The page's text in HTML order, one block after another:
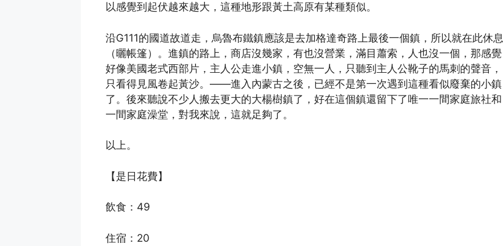
以感覺到起伏越來越大，這種地形跟黃土高原有某種類似。
沿G111的國道故道走，烏魯布鐵鎮應該是去加格達奇路上最後一個鎮，所以就在此休息
（曬帳篷）。進鎮的路上，商店沒幾家，有也沒營業，滿目蕭索，人也沒一個，那感覺
好像美國老式西部片，主人公走進小鎮，空無一人，只聽到主人公靴子的馬刺的聲音，
只看得見風卷起黃沙。——進入內蒙古之後，已經不是第一次遇到這種看似廢棄的小鎮
了。後來聽說不少人搬去更大的大楊樹鎮了，好在這個鎮還留下了唯一一間家庭旅社和
一間家庭澡堂，對我來說，這就足夠了。
以上。
【是日花費】
飲食：49
住宿：20